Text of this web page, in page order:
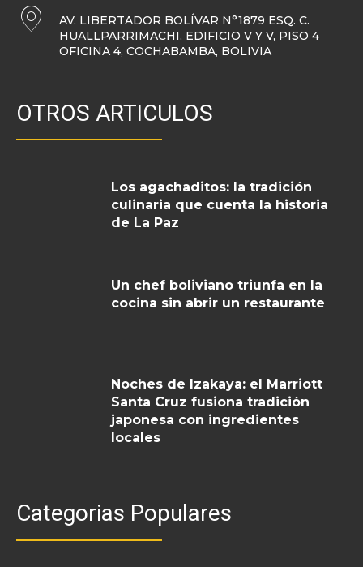
AV. LIBERTADOR BOLÍVAR N°1879 ESQ. C.
HUALLPARRIMACHI, EDIFICIO V Y V, PISO 4
OFICINA 4, COCHABAMBA, BOLIVIA
OTROS ARTICULOS
Los agachaditos: la tradición
culinaria que cuenta la historia
de La Paz
Un chef boliviano triunfa en la
cocina sin abrir un restaurante
Noches de Izakaya: el Marriott
Santa Cruz fusiona tradición
japonesa con ingredientes
locales
Categorias Populares